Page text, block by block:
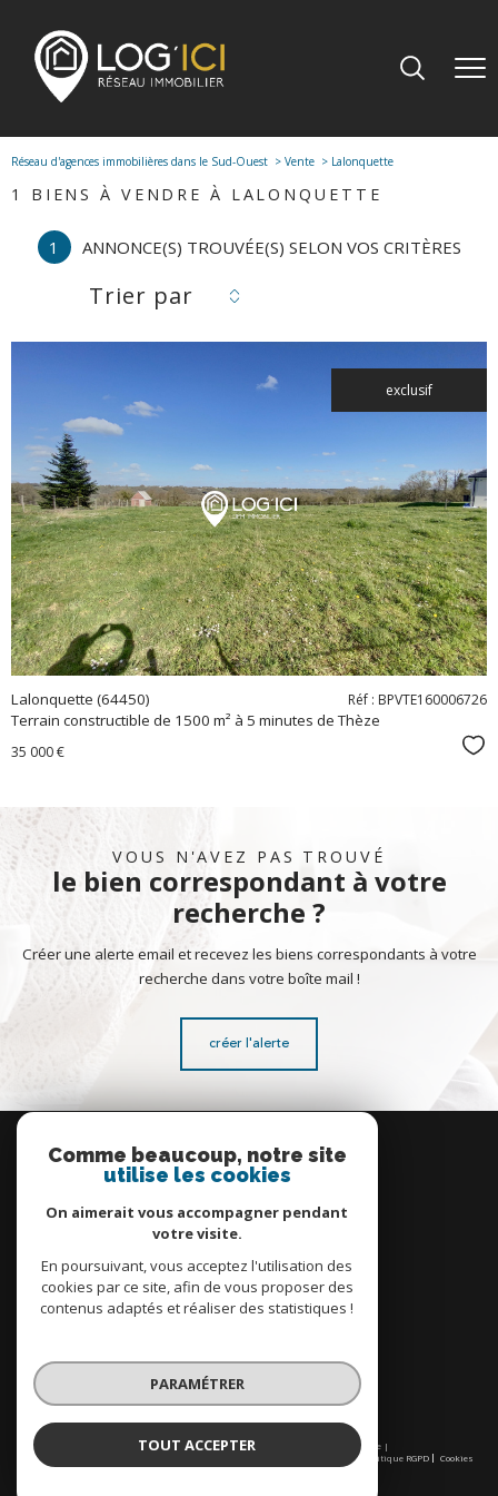
Réseau d'agences immobilières dans le Sud-Ouest Vente Lalonquette
1 BIENS À VENDRE À LALONQUETTE
1 ANNONCE(S) TROUVÉE(S) SELON VOS CRITÈRES
Trier par
exclusif
voir le
bien
Lalonquette (64450)
Terrain constructible de 1500 m² à 5 minutes de Thèze
Réf : BPVTE160006726
35 000 €
VOUS N'AVEZ PAS TROUVÉ
le bien correspondant à votre
recherche ?
Créer une alerte email et recevez les biens correspondants à votre
recherche dans votre boîte mail !
créer l'alerte
connecter
espace propriétaire
© 2026 | Tous droits réservés | Traduction powered by Google |
Nos honoraires
Politique RGPD Cookies
Comme beaucoup, notre site
utilise les cookies
On aimerait vous accompagner pendant
votre visite.
En poursuivant, vous acceptez l'utilisation des
cookies par ce site, afin de vous proposer des
contenus adaptés et réaliser des statistiques !
PARAMÉTRER
TOUT ACCEPTER